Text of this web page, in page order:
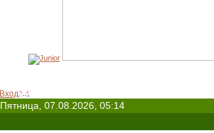
Вход
Пятница, 07.08.2026, 05:14